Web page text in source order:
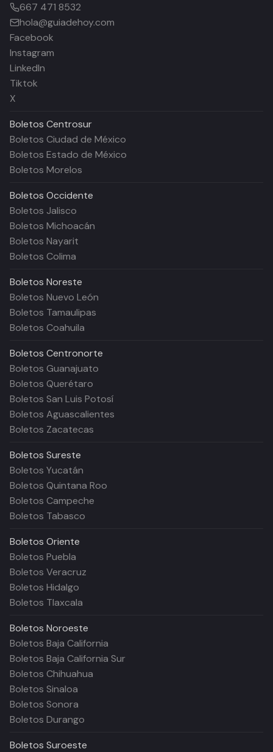
667 471 8532
hola@guiadehoy.com
Facebook
Instagram
LinkedIn
Tiktok
X
Boletos Centrosur
Boletos Ciudad de México
Boletos Estado de México
Boletos Morelos
Boletos Occidente
Boletos Jalisco
Boletos Michoacán
Boletos Nayarit
Boletos Colima
Boletos Noreste
Boletos Nuevo León
Boletos Tamaulipas
Boletos Coahuila
Boletos Centronorte
Boletos Guanajuato
Boletos Querétaro
Boletos San Luis Potosí
Boletos Aguascalientes
Boletos Zacatecas
Boletos Sureste
Boletos Yucatán
Boletos Quintana Roo
Boletos Campeche
Boletos Tabasco
Boletos Oriente
Boletos Puebla
Boletos Veracruz
Boletos Hidalgo
Boletos Tlaxcala
Boletos Noroeste
Boletos Baja California
Boletos Baja California Sur
Boletos Chihuahua
Boletos Sinaloa
Boletos Sonora
Boletos Durango
Boletos Suroeste